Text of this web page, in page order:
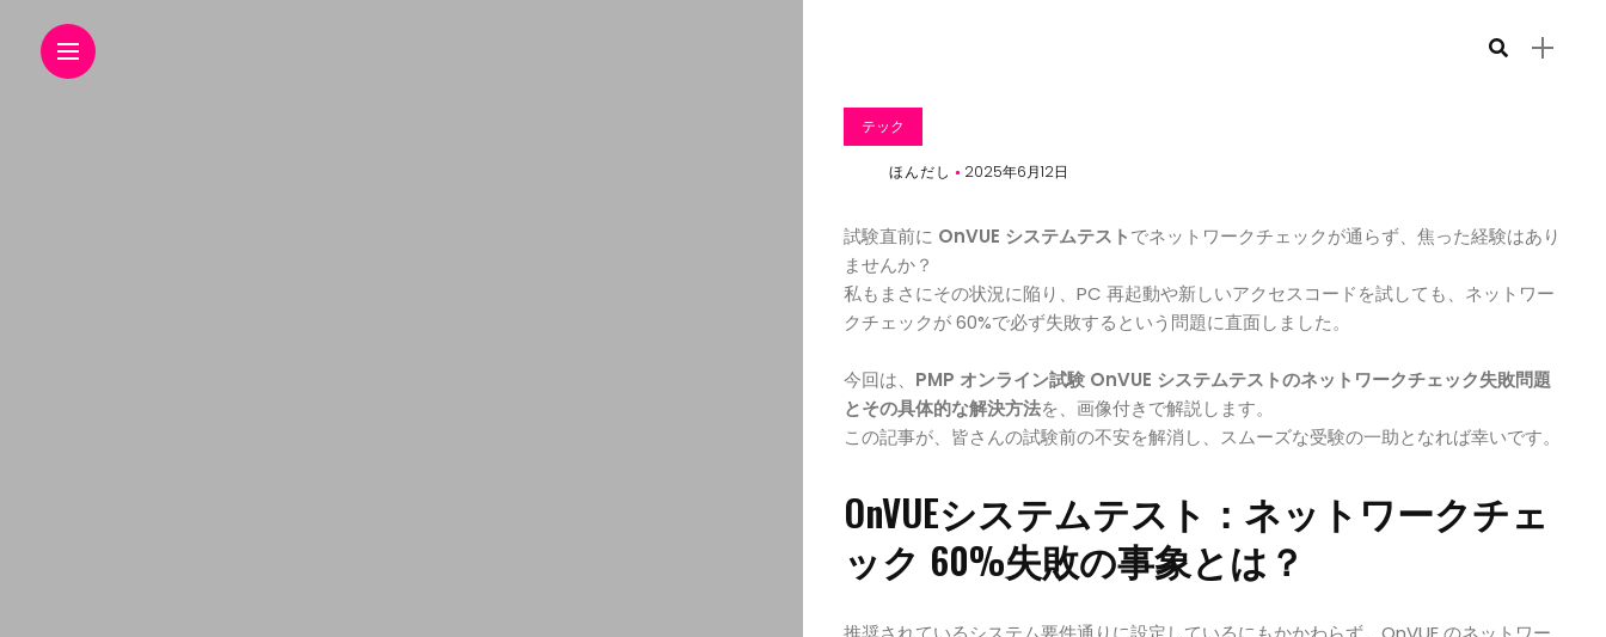
テック
ほんだし 2025年6月12日
試験直前に OnVUE システムテストでネットワークチェックが通らず、焦った経験はあり
ませんか？
私もまさにその状況に陥り、PC 再起動や新しいアクセスコードを試しても、ネットワー
クチェックが 60%で必ず失敗するという問題に直面しました。
今回は、 PMP オンライン試験 OnVUE システムテストのネットワークチェック失敗問題
とその具体的な解決方法を、画像付きで解説します。
この記事が、皆さんの試験前の不安を解消し、スムーズな受験の一助となれば幸いです。
OnVUEシステムテスト：ネットワークチェ
ック 60%失敗の事象とは？